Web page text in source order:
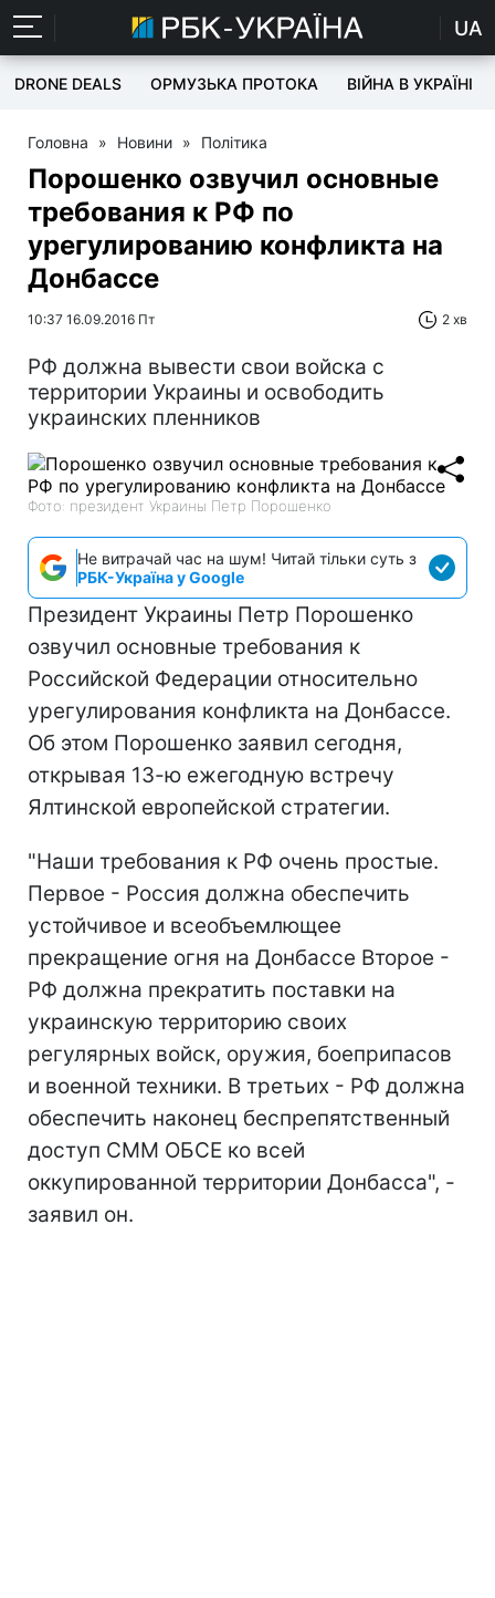
UA
DRONE DEALS ОРМУЗЬКА ПРОТОКА ВІЙНА В УКРАЇНІ
Головна » Новини » Політика
Порошенко озвучил основные
требования к РФ по
урегулированию конфликта на
Донбассе
10:37 16.09.2016 Пт 2 хв
РФ должна вывести свои войска с
территории Украины и освободить
украинских пленников
Фото: президент Украины Петр Порошенко
Не витрачай час на шум! Читай тільки суть з
РБК-Україна у Google
Президент Украины Петр Порошенко
озвучил основные требования к
Российской Федерации относительно
урегулирования конфликта на Донбассе.
Об этом Порошенко заявил сегодня,
открывая 13-ю ежегодную встречу
Ялтинской европейской стратегии.
"Наши требования к РФ очень простые.
Первое - Россия должна обеспечить
устойчивое и всеобъемлющее
прекращение огня на Донбассе Второе -
РФ должна прекратить поставки на
украинскую территорию своих
регулярных войск, оружия, боеприпасов
и военной техники. В третьих - РФ должна
обеспечить наконец беспрепятственный
доступ СММ ОБСЕ ко всей
оккупированной территории Донбасса", -
заявил он.